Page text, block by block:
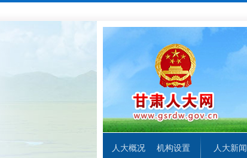
人大概况
机构设置
人大新闻